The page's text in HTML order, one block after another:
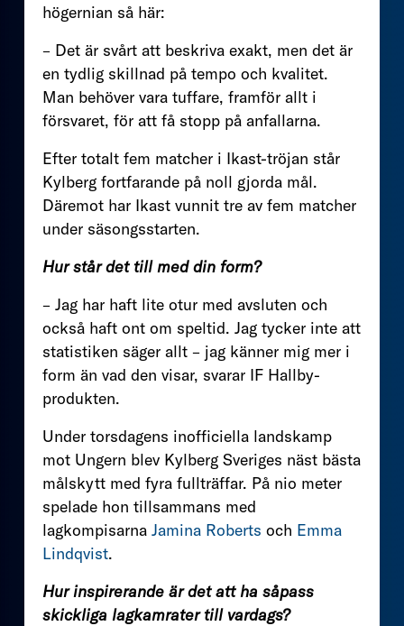
högernian så här:
– Det är svårt att beskriva exakt, men det är
en tydlig skillnad på tempo och kvalitet.
Man behöver vara tuffare, framför allt i
försvaret, för att få stopp på anfallarna.
Efter totalt fem matcher i Ikast-tröjan står
Kylberg fortfarande på noll gjorda mål.
Däremot har Ikast vunnit tre av fem matcher
under säsongsstarten.
Hur står det till med din form?
– Jag har haft lite otur med avsluten och
också haft ont om speltid. Jag tycker inte att
statistiken säger allt – jag känner mig mer i
form än vad den visar, svarar IF Hallby-
produkten.
Under torsdagens inofficiella landskamp
mot Ungern blev Kylberg Sveriges näst bästa
målskytt med fyra fullträffar. På nio meter
spelade hon tillsammans med
lagkompisarna Jamina Roberts och Emma
Lindqvist.
Hur inspirerande är det att ha såpass
skickliga lagkamrater till vardags?